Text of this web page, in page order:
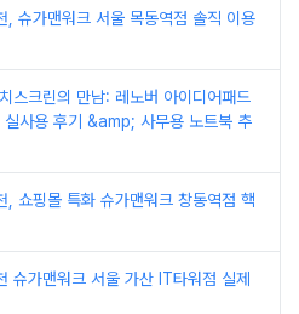
, 슈가맨워크 서울 목동역점 솔직 이용
스크린의 만남: 레노버 아이디어패드
사용 후기 &amp; 사무용 노트북 추
, 쇼핑몰 특화 슈가맨워크 창동역점 핵
슈가맨워크 서울 가산 IT타워점 실제